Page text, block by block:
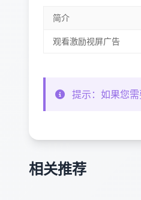
简介
观看激励视屏广告
提示：如果您
相关推荐